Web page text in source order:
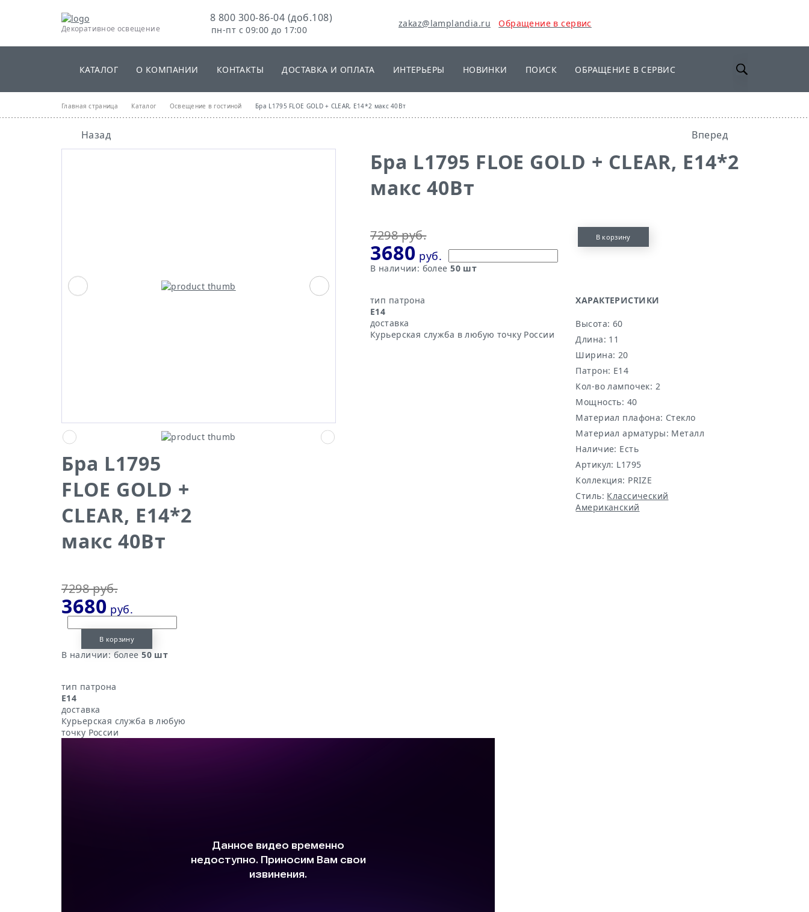
Декоративное освещение
8 800 300-86-04 (доб.108)
пн-пт с 09:00 до 17:00
zakaz@lamplandia.ru Обращение в сервис
КАТАЛОГ О КОМПАНИИ КОНТАКТЫ ДОСТАВКА И ОПЛАТА ИНТЕРЬЕРЫ НОВИНКИ ПОИСК ОБРАЩЕНИЕ В СЕРВИС
Главная страница Каталог Освещение в гостиной Бра L1795 FLOE GOLD + CLEAR, Е14*2 макс 40Вт
Бра L1795 FLOE GOLD + CLEAR, Е14*2 макс 40Вт
3680 руб. 7298 руб. В корзину
Назад Вперед
Бра L1795
FLOE GOLD +
CLEAR, Е14*2
макс 40Вт
7298 руб.
3680 руб.
В корзину
В наличии: более50 шт
тип патрона
E14
доставка
Курьерская служба в любую
точку России
Бра L1795 FLOE GOLD + CLEAR, Е14*2
макс 40Вт
7298 руб.
3680 руб.
В корзину
В наличии: более50 шт
тип патрона
E14
доставка
Курьерская служба в любую точку России
ХАРАКТЕРИСТИКИ
Высота: 60
Длина: 11
Ширина: 20
Патрон: E14
Кол-во лампочек: 2
Мощность: 40
Материал плафона: Стекло
Материал арматуры: Металл
Наличие: Есть
Артикул: L1795
Коллекция: PRIZE
Стиль: Классический
Американский